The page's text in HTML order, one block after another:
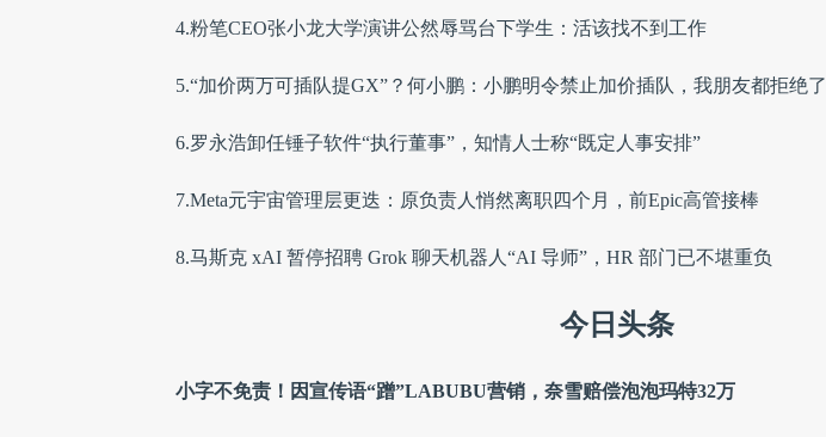
4.粉笔CEO张小龙大学演讲公然辱骂台下学生：活该找不到工作
5.“加价两万可插队提GX”？何小鹏：小鹏明令禁止加价插队，我朋友都拒绝了
6.罗永浩卸任锤子软件“执行董事”，知情人士称“既定人事安排”
7.Meta元宇宙管理层更迭：原负责人悄然离职四个月，前Epic高管接棒
8.马斯克 xAI 暂停招聘 Grok 聊天机器人“AI 导师”，HR 部门已不堪重负
今日头条
小字不免责！因宣传语“蹭”LABUBU营销，奈雪赔偿泡泡玛特32万